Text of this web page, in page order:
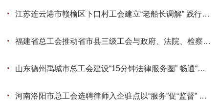
· 江苏连云港市赣榆区下口村工会建立“老船长调解” 践行新时代“枫桥经验”
· 福建省总工会推动省市县三级工会与政府、法院、检察院联席会议制度全覆盖
· 山东德州禹城市总工会建设“15分钟法律服务圈” 畅通“法律服务最后一公里”
· 河南洛阳市总工会选聘律师入企驻点以“服务”促“监督” 搭建工会与职工连心桥